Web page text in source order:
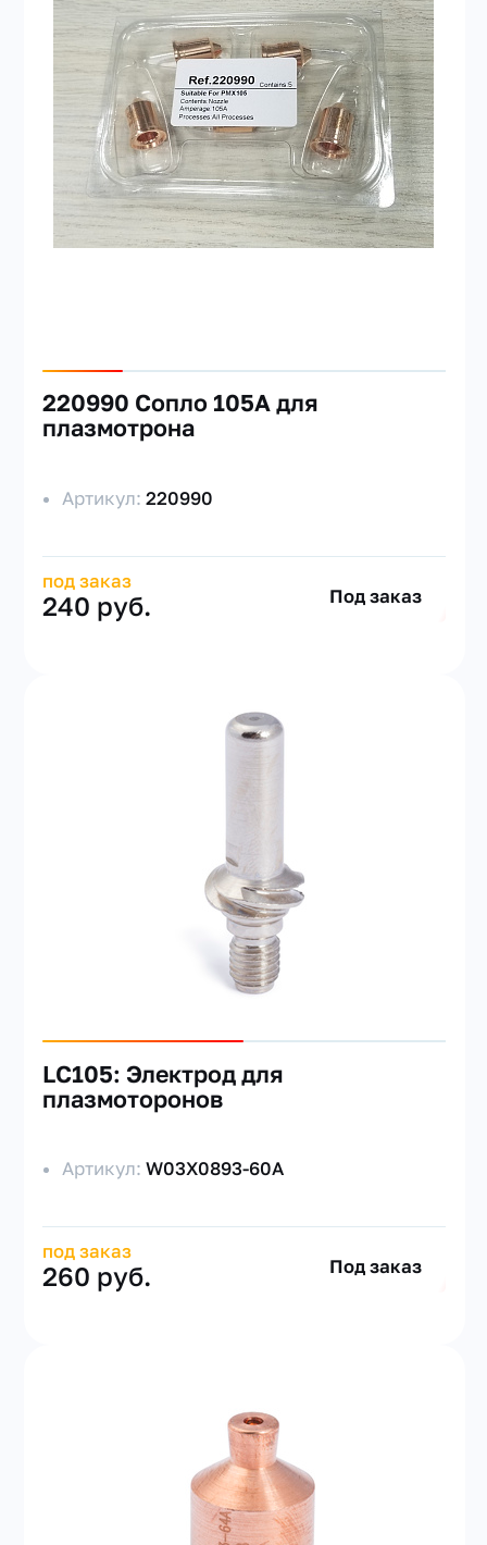
220990 Сопло 105А для
плазмотрона
Артикул:220990
под заказ
240 руб. Под заказ
LC105: Электрод для
плазмоторонов
Артикул:W03X0893-60A
под заказ
260 руб. Под заказ